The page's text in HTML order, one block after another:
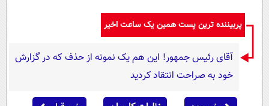
پربیننده ترین پست همین یک ساعت اخیر
آقای رئیس جمهور! این هم یک نمونه از حذف که در گزارش
خود به صراحت انتقاد کردید